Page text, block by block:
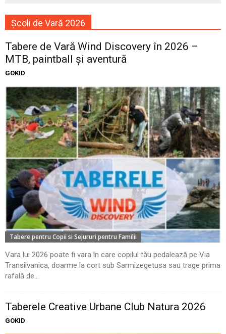
Școli de Vară 2026
Tabere de Vară Wind Discovery în 2026 –
MTB, paintball și aventură
GOKID
Tabere pentru Copii si Sejururi pentru Familii
Vara lui 2026 poate fi vara în care copilul tău pedalează pe Via
Transilvanica, doarme la cort sub Sarmizegetusa sau trage prima
rafală de...
Taberele Creative Urbane Club Natura 2026
GOKID